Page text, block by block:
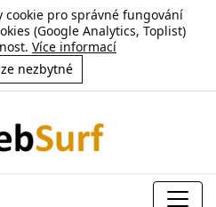
cookie pro správné fungování
(Google Analytics, Toplist)
Více informací
nezbytné